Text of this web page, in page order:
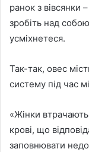
ранок з вівсянки
зробіть над
усміхнетеся.
Так-так, овес
систему під час
«Жінки
крові, що
заповнювати